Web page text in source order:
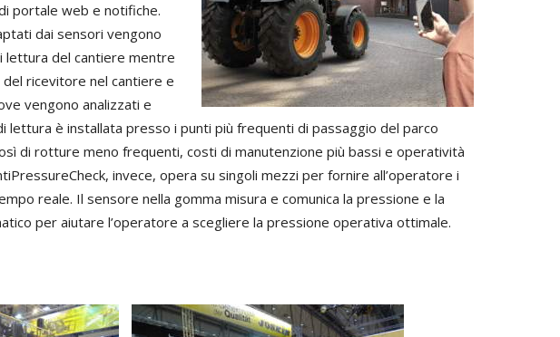
portale web e notifiche.
dai sensori vengono
lettura del cantiere mentre
ricevitore nel cantiere e
vengono analizzati e
lettura è installata presso i punti più frequenti di passaggio del parco
di rotture meno frequenti, costi di manutenzione più bassi e operatività
invece, opera su singoli mezzi per fornire all’operatore i
reale. Il sensore nella gomma misura e comunica la pressione e la
per aiutare l’operatore a scegliere la pressione operativa ottimale.